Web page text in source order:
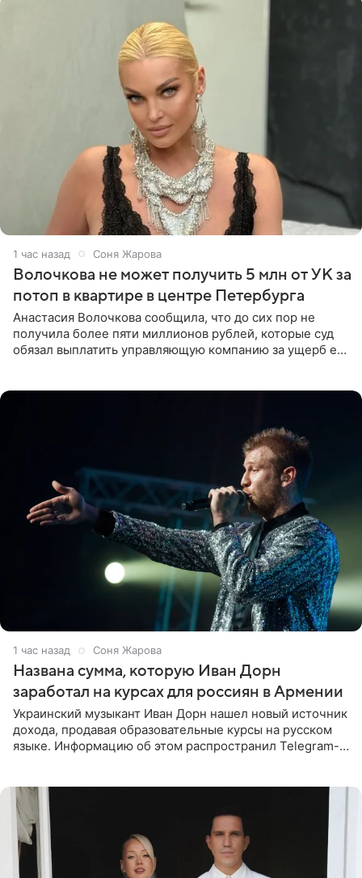
1 час назад Соня Жарова
Волочкова не может получить 5 млн от УК за
потоп в квартире в центре Петербурга
Анастасия Волочкова сообщила, что до сих пор не
получила более пяти миллионов рублей, которые суд
обязал выплатить управляющую компанию за ущерб ее
1 час назад Соня Жарова
Названа сумма, которую Иван Дорн
заработал на курсах для россиян в Армении
Украинский музыкант Иван Дорн нашел новый источник
дохода, продавая образовательные курсы на русском
языке. Информацию об этом распространил Telegram-